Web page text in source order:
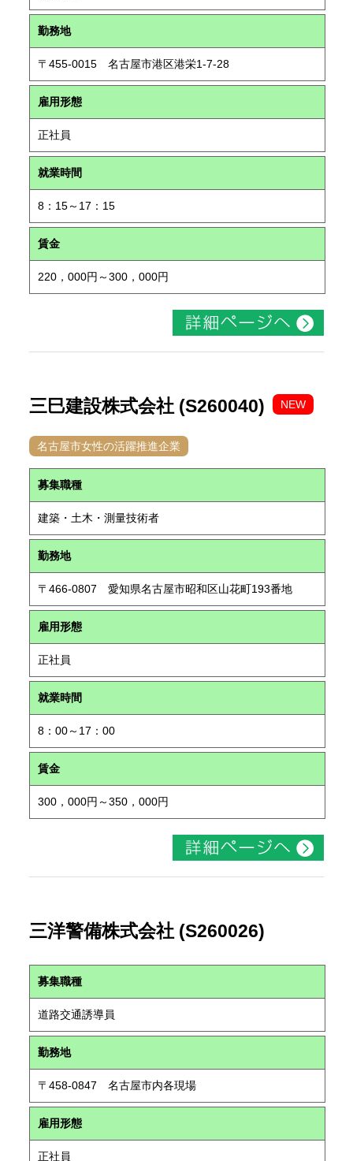
勤務地
〒455-0015 名古屋市港区港栄1-7-28
雇用形態
正社員
就業時間
8：15～17：15
賃金
220，000円～300，000円
三巳建設株式会社 (S260040) NEW
名古屋市女性の活躍推進企業
募集職種
建築・土木・測量技術者
勤務地
〒466-0807 愛知県名古屋市昭和区山花町193番地
雇用形態
正社員
就業時間
8：00～17：00
賃金
300，000円～350，000円
三洋警備株式会社 (S260026)
募集職種
道路交通誘導員
勤務地
〒458-0847 名古屋市内各現場
雇用形態
正社員